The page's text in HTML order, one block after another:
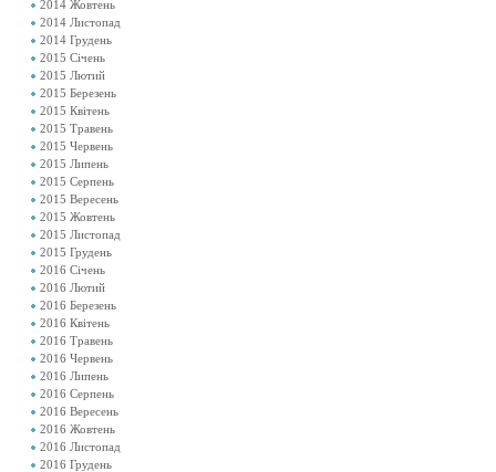
2014 Жовтень
2014 Листопад
2014 Грудень
2015 Січень
2015 Лютий
2015 Березень
2015 Квітень
2015 Травень
2015 Червень
2015 Липень
2015 Серпень
2015 Вересень
2015 Жовтень
2015 Листопад
2015 Грудень
2016 Січень
2016 Лютий
2016 Березень
2016 Квітень
2016 Травень
2016 Червень
2016 Липень
2016 Серпень
2016 Вересень
2016 Жовтень
2016 Листопад
2016 Грудень